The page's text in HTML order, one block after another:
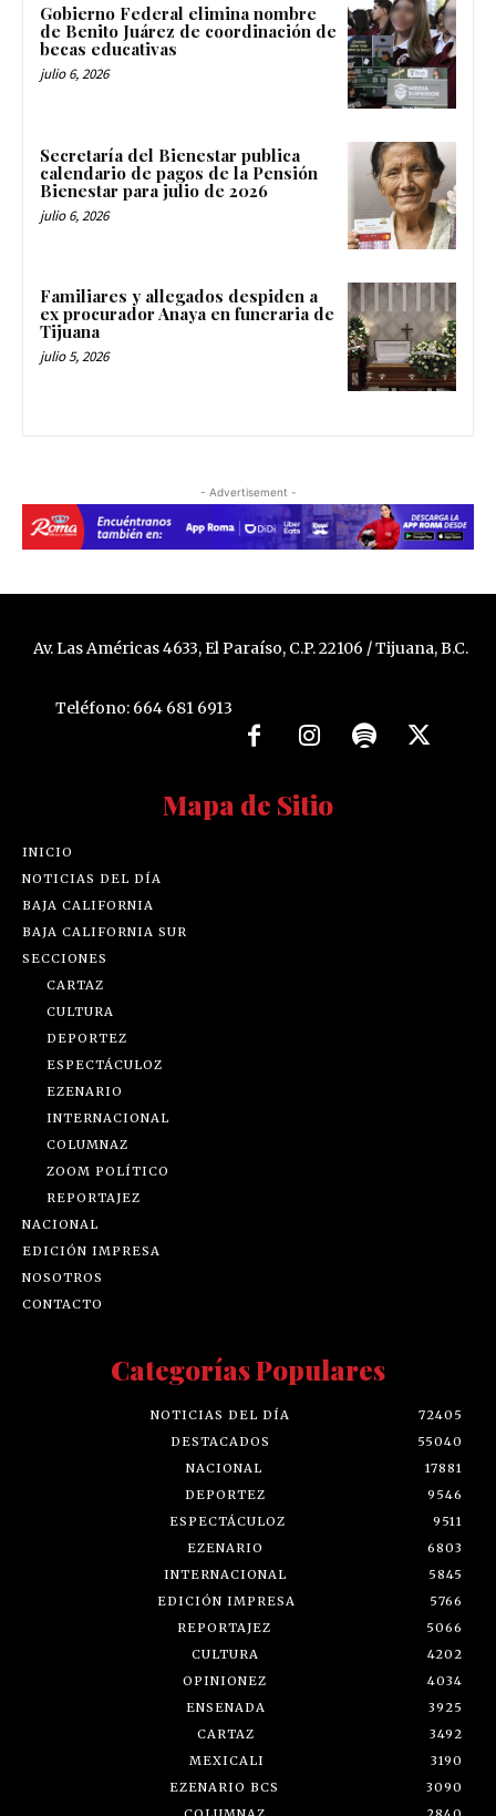
Gobierno Federal elimina nombre
de Benito Juárez de coordinación de
becas educativas
julio 6, 2026
Secretaría del Bienestar publica
calendario de pagos de la Pensión
Bienestar para julio de 2026
julio 6, 2026
Familiares y allegados despiden a
ex procurador Anaya en funeraria de
Tijuana
julio 5, 2026
- Advertisement -
Av. Las Américas 4633, El Paraíso, C.P. 22106 / Tijuana, B.C.
Teléfono: 664 681 6913
Mapa de Sitio
INICIO
NOTICIAS DEL DÍA
BAJA CALIFORNIA
BAJA CALIFORNIA SUR
SECCIONES
CARTAZ
CULTURA
DEPORTEZ
ESPECTÁCULOZ
EZENARIO
INTERNACIONAL
COLUMNAZ
ZOOM POLÍTICO
REPORTAJEZ
NACIONAL
EDICIÓN IMPRESA
NOSOTROS
CONTACTO
Categorías Populares
NOTICIAS DEL DÍA
72405
DESTACADOS
55040
NACIONAL
17881
DEPORTEZ
9546
ESPECTÁCULOZ
9511
EZENARIO
6803
INTERNACIONAL
5845
EDICIÓN IMPRESA
5766
REPORTAJEZ
5066
CULTURA
4202
OPINIONEZ
4034
ENSENADA
3925
CARTAZ
3492
MEXICALI
3190
EZENARIO BCS
3090